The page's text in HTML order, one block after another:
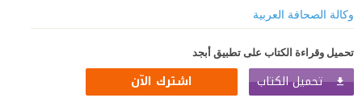
وكالة الصحافة العربية
تحميل وقراءة الكتاب على تطبيق أبجد
تحميل الكتاب اشترك الآن